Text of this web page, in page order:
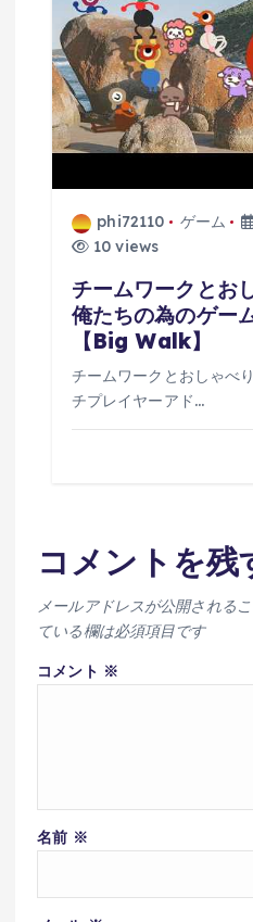
phi72110 ゲーム
10 views
チームワークとお
俺たちの為のゲー
【Big Walk】
チームワークとおしゃべ
チプレイヤーアド…
コメントを残
メールアドレスが公開されるこ
ている欄は必須項目です
コメント ※
名前 ※